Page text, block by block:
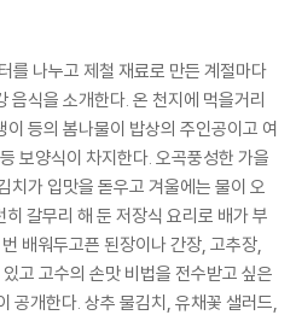
를 나누고 제철 재료로 만든 계절마다
식을 소개한다. 온 천지에 먹을거리
등의 봄나물이 밥상의 주인공이고 여
보양식이 차지한다. 오곡풍성한 가을
치가 입맛을 돋우고 겨울에는 물이 오
갈무리 해 둔 저장식 요리로 배가 부
배워두고픈 된장이나 간장, 고추장,
고 고수의 손맛 비법을 전수받고 싶은
공개한다. 상추 물김치, 유채꽃 샐러드,